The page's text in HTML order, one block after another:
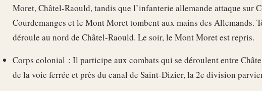
Moret, Châtel-Raould, tandis que l’infanterie allemande attaque sur
Courdemanges et le Mont Moret tombent aux mains des Allemands.
déroule au nord de Châtel-Raould. Le soir, le Mont Moret est repris.
Corps colonial : Il participe aux combats qui se déroulent entre
de la voie ferrée et près du canal de Saint-Dizier, la 2e division